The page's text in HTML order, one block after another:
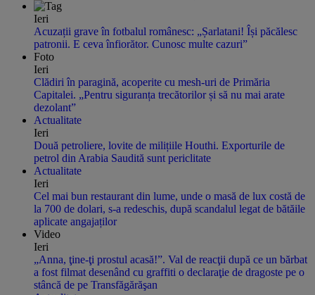
Ieri
Acuzații grave în fotbalul românesc: „Șarlatani! Își păcălesc
patronii. E ceva înfiorător. Cunosc multe cazuri”
Foto
Ieri
Clădiri în paragină, acoperite cu mesh-uri de Primăria
Capitalei. „Pentru siguranța trecătorilor și să nu mai arate
dezolant”
Actualitate
Ieri
Două petroliere, lovite de milițiile Houthi. Exporturile de
petrol din Arabia Saudită sunt periclitate
Actualitate
Ieri
Cel mai bun restaurant din lume, unde o masă de lux costă de
la 700 de dolari, s-a redeschis, după scandalul legat de bătăile
aplicate angajaților
Video
Ieri
„Anna, ţine-ţi prostul acasă!”. Val de reacţii după ce un bărbat
a fost filmat desenând cu graffiti o declaraţie de dragoste pe o
stâncă de pe Transfăgărăşan